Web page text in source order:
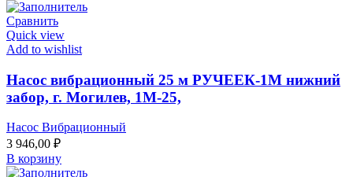
Сравнить
Quick view
Add to wishlist
Насос вибрационный 25 м РУЧЕЕК-1М нижний
забор, г. Могилев, 1М-25,
Насос Вибрационный
3 946,00 ₽
В корзину